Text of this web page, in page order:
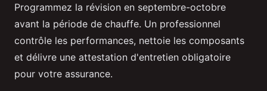
Programmez la révision en septembre-octobre
avant la période de chauffe. Un professionnel
contrôle les performances, nettoie les composants
et délivre une attestation d'entretien obligatoire
pour votre assurance.